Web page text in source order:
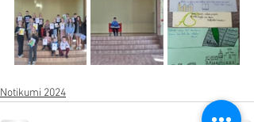
Notikumi 2024